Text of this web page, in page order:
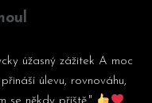
úžasný zážitek A moc
úlevu, rovnováhu,